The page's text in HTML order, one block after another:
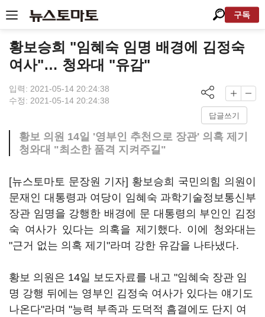
구독
황보승희 "임혜숙 임명 배경에 김정숙
여사"… 청와대 "유감"
입력: 2021-05-14 20:24:38
수정: 2021-05-14 20:24:38
답글쓰기
황보 의원 14일 '영부인 추천으로 장관' 의혹 제기
청와대 "최소한 품격 지켜주길"
[뉴스토마토 문장원 기자] 황보승희 국민의힘 의원이
문재인 대통령과 여당이 임혜숙 과학기술정보통신부
장관 임명을 강행한 배경에 문 대통령의 부인인 김정
숙 여사가 있다는 의혹을 제기했다. 이에 청와대는
"근거 없는 의혹 제기"라며 강한 유감을 나타냈다.
황보 의원은 14일 보도자료를 내고 "임혜숙 장관 임
명 강행 뒤에는 영부인 김정숙 여사가 있다는 얘기도
나온다"라며 "능력 부족과 도덕적 흠결에도 단지 여